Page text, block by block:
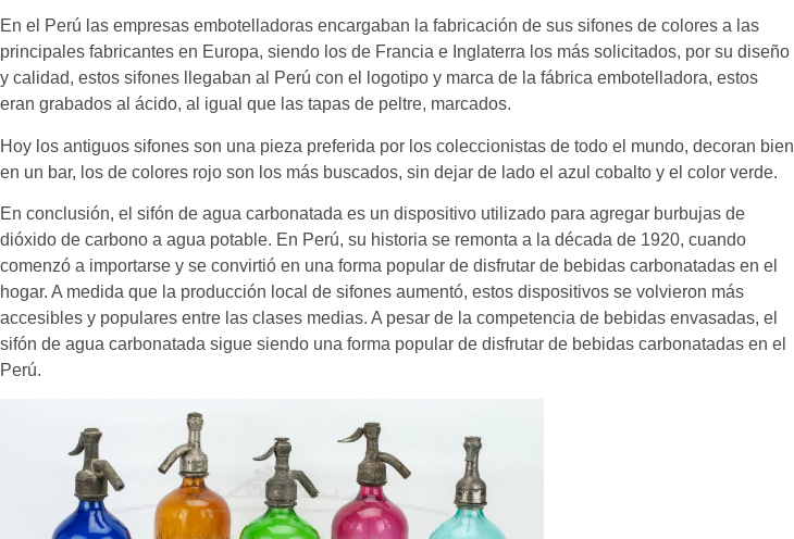
En el Perú las empresas embotelladoras encargaban la fabricación de sus sifones de colores a las
principales fabricantes en Europa, siendo los de Francia e Inglaterra los más solicitados, por su diseño
y calidad, estos sifones llegaban al Perú con el logotipo y marca de la fábrica embotelladora, estos
eran grabados al ácido, al igual que las tapas de peltre, marcados.
Hoy los antiguos sifones son una pieza preferida por los coleccionistas de todo el mundo, decoran bien
en un bar, los de colores rojo son los más buscados, sin dejar de lado el azul cobalto y el color verde.
En conclusión, el sifón de agua carbonatada es un dispositivo utilizado para agregar burbujas de
dióxido de carbono a agua potable. En Perú, su historia se remonta a la década de 1920, cuando
comenzó a importarse y se convirtió en una forma popular de disfrutar de bebidas carbonatadas en el
hogar. A medida que la producción local de sifones aumentó, estos dispositivos se volvieron más
accesibles y populares entre las clases medias. A pesar de la competencia de bebidas envasadas, el
sifón de agua carbonatada sigue siendo una forma popular de disfrutar de bebidas carbonatadas en el
Perú.